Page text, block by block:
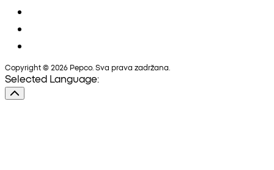
Copyright © 2026 Pepco. Sva prava zadržana.
Selected Language: